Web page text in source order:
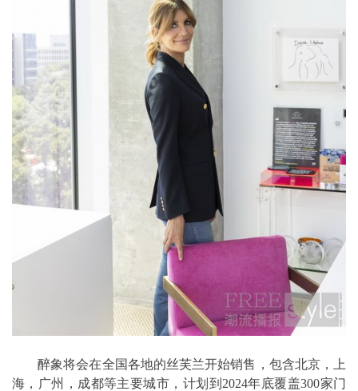
醉象将会在全国各地的丝芙兰开始销售，包含北京，上
海，广州，成都等主要城市，计划到2024年底覆盖300家门